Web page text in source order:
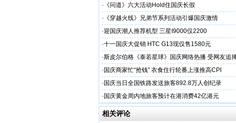
· 《问道》六大活动Hold住国庆长假
· 《穿越火线》兄弟节系列活动引爆国庆激情
·迎国庆潮人推荐机型 三星I9000仅2200
·十一国庆大促销 HTC G13现仅售1580元
·斯皮尔伯格《泰若星球》国庆网络热播 受网友追
· 国庆商家忙“抢钱” 衣食住行轮番上涨推高CPI
· 国庆当日全国铁路发送旅客892.8万人创纪录
· 国庆黄金周内地旅客预计在港消费42亿港元
相关评论